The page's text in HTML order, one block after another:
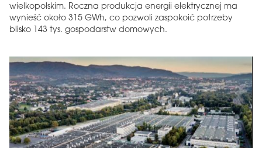
wielkopolskim. Roczna produkcja energii elektrycznej ma
wynieść około 315 GWh, co pozwoli zaspokoić potrzeby
blisko 143 tys. gospodarstw domowych.